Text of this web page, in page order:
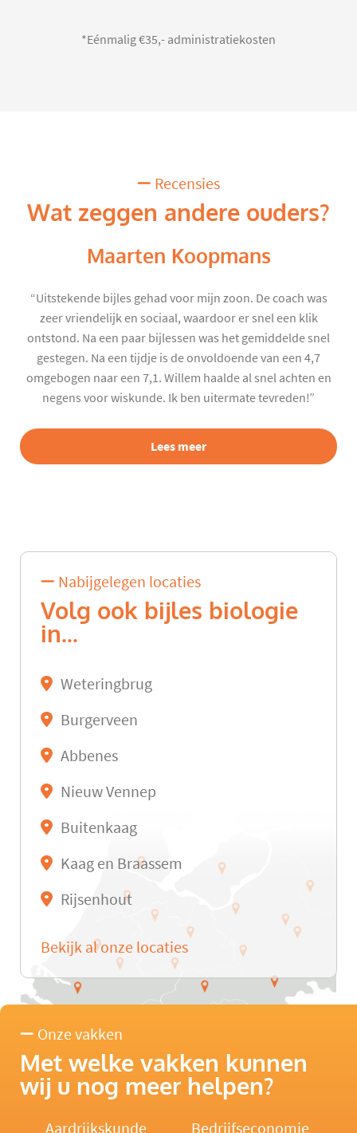
*Eénmalig €35,- administratiekosten
Recensies
Wat zeggen andere ouders?
Maarten Koopmans
“Uitstekende bijles gehad voor mijn zoon. De coach was
zeer vriendelijk en sociaal, waardoor er snel een klik
ontstond. Na een paar bijlessen was het gemiddelde snel
gestegen. Na een tijdje is de onvoldoende van een 4,7
omgebogen naar een 7,1. Willem haalde al snel achten en
negens voor wiskunde. Ik ben uitermate tevreden!”
Lees meer
Nabijgelegen locaties
Volg ook bijles biologie
in...
Weteringbrug
Burgerveen
Abbenes
Nieuw Vennep
Buitenkaag
Kaag en Braassem
Rijsenhout
Bekijk al onze locaties
Onze vakken
Met welke vakken kunnen
wij u nog meer helpen?
Aardrijkskunde
Bedrijfseconomie